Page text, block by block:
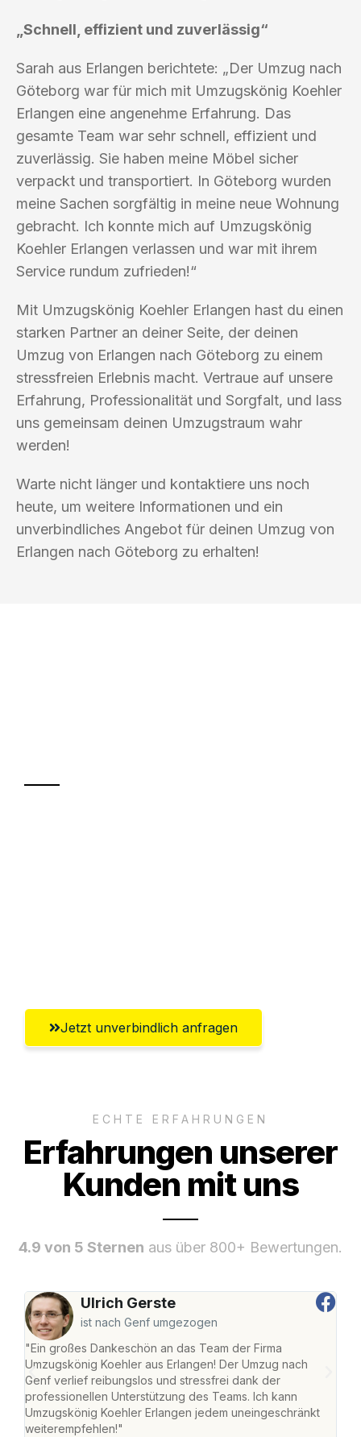
„Schnell, effizient und zuverlässig“
Sarah aus Erlangen berichtete: „Der Umzug nach
Göteborg war für mich mit Umzugskönig Koehler
Erlangen eine angenehme Erfahrung. Das
gesamte Team war sehr schnell, effizient und
zuverlässig. Sie haben meine Möbel sicher
verpackt und transportiert. In Göteborg wurden
meine Sachen sorgfältig in meine neue Wohnung
gebracht. Ich konnte mich auf Umzugskönig
Koehler Erlangen verlassen und war mit ihrem
Service rundum zufrieden!“
Mit Umzugskönig Koehler Erlangen hast du einen
starken Partner an deiner Seite, der deinen
Umzug von Erlangen nach Göteborg zu einem
stressfreien Erlebnis macht. Vertraue auf unsere
Erfahrung, Professionalität und Sorgfalt, und lass
uns gemeinsam deinen Umzugstraum wahr
werden!
Warte nicht länger und kontaktiere uns noch
heute, um weitere Informationen und ein
unverbindliches Angebot für deinen Umzug von
Erlangen nach Göteborg zu erhalten!
Jetzt unverbindlich anfragen
ECHTE ERFAHRUNGEN
Erfahrungen unserer
Kunden mit uns
4.9 von 5 Sternen aus über 800+ Bewertungen.
Ulrich Gerste
ist nach Genf umgezogen
"Ein großes Dankeschön an das Team der Firma
Umzugskönig Koehler aus Erlangen! Der Umzug nach
Genf verlief reibungslos und stressfrei dank der
professionellen Unterstützung des Teams. Ich kann
Umzugskönig Koehler Erlangen jedem uneingeschränkt
weiterempfehlen!"